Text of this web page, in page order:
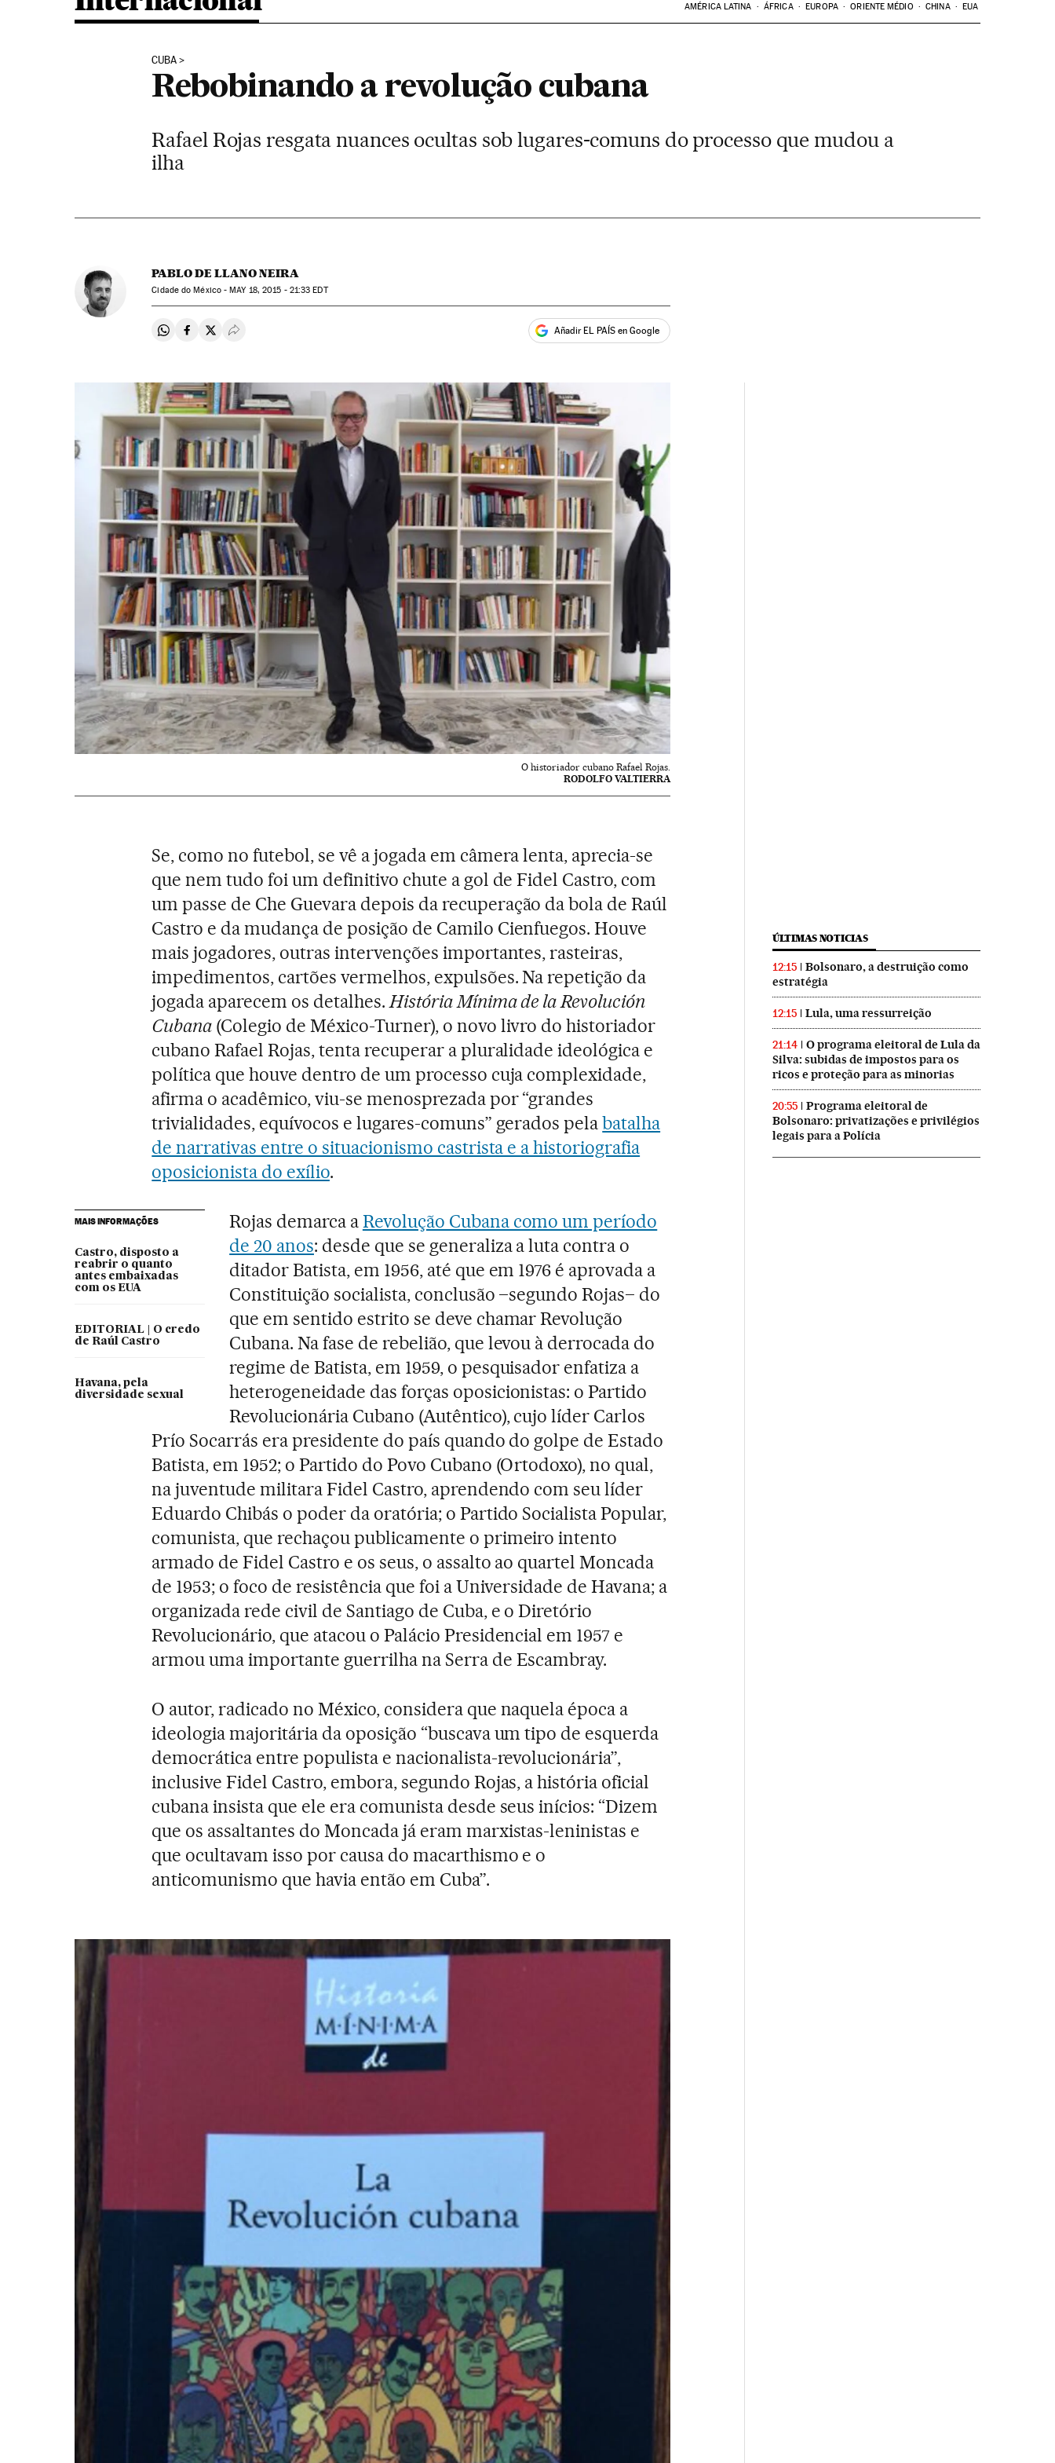
AMÉRICA LATINA ÁFRICA EUROPA ORIENTE MÉDIO CHINA EUA
CUBA
Rebobinando a revolução cubana
Rafael Rojas resgata nuances ocultas sob lugares-comuns do processo que mudou a
ilha
PABLO DE LLANO NEIRA
Cidade do México -MAY18, 2015 - 21:33 EDT
Compartir en Whatsapp
Compartir en Facebook
Compartir en Twitter
Desplegar Redes Sociales Añadir EL PAÍS en Google
O historiador cubano Rafael Rojas.
RODOLFO VALTIERRA
Se, como no futebol, se vê a jogada em câmera lenta, aprecia-se
que nem tudo foi um definitivo chute a gol de Fidel Castro, com
um passe de Che Guevara depois da recuperação da bola de Raúl
Castro e da mudança de posição de Camilo Cienfuegos. Houve
mais jogadores, outras intervenções importantes, rasteiras,
impedimentos, cartões vermelhos, expulsões. Na repetição da
jogada aparecem os detalhes.História Mínima de la Revolución
Cubana (Colegio de México-Turner), o novo livro do historiador
cubano Rafael Rojas, tenta recuperar a pluralidade ideológica e
política que houve dentro de um processo cuja complexidade,
afirma o acadêmico, viu-se menosprezada por “grandes
trivialidades, equívocos e lugares-comuns” gerados pelabatalha
de narrativas entre o situacionismo castrista e a historiografia
oposicionista do exílio.
MAIS INFORMAÇÕES
Castro, disposto a
reabrir o quanto
antes embaixadas
com os EUA
EDITORIAL | O credo
de Raúl Castro
Havana, pela
diversidade sexual
Rojas demarca aRevolução Cubana como um período
de 20 anos: desde que se generaliza a luta contra o
ditador Batista, em 1956, até que em 1976 é aprovada a
Constituição socialista, conclusão –segundo Rojas– do
que em sentido estrito se deve chamar Revolução
Cubana. Na fase de rebelião, que levou à derrocada do
regime de Batista, em 1959, o pesquisador enfatiza a
heterogeneidade das forças oposicionistas: o Partido
Revolucionária Cubano (Autêntico), cujo líder Carlos
Prío Socarrás era presidente do país quando do golpe de Estado
Batista, em 1952; o Partido do Povo Cubano (Ortodoxo), no qual,
na juventude militara Fidel Castro, aprendendo com seu líder
Eduardo Chibás o poder da oratória; o Partido Socialista Popular,
comunista, que rechaçou publicamente o primeiro intento
armado de Fidel Castro e os seus, o assalto ao quartel Moncada
de 1953; o foco de resistência que foi a Universidade de Havana; a
organizada rede civil de Santiago de Cuba, e o Diretório
Revolucionário, que atacou o Palácio Presidencial em 1957 e
armou uma importante guerrilha na Serra de Escambray.
O autor, radicado no México, considera que naquela época a
ideologia majoritária da oposição “buscava um tipo de esquerda
democrática entre populista e nacionalista-revolucionária”,
inclusive Fidel Castro, embora, segundo Rojas, a história oficial
cubana insista que ele era comunista desde seus inícios: “Dizem
que os assaltantes do Moncada já eram marxistas-leninistas e
que ocultavam isso por causa do macarthismo e o
anticomunismo que havia então em Cuba”.
ÚLTIMAS NOTICIAS
12:15
Bolsonaro, a destruição como
estratégia
12:15 Lula, uma ressurreição
21:14
O programa eleitoral de Lula da
Silva: subidas de impostos para os
ricos e proteção para as minorias
20:55
Programa eleitoral de
Bolsonaro: privatizações e privilégios
legais para a Polícia